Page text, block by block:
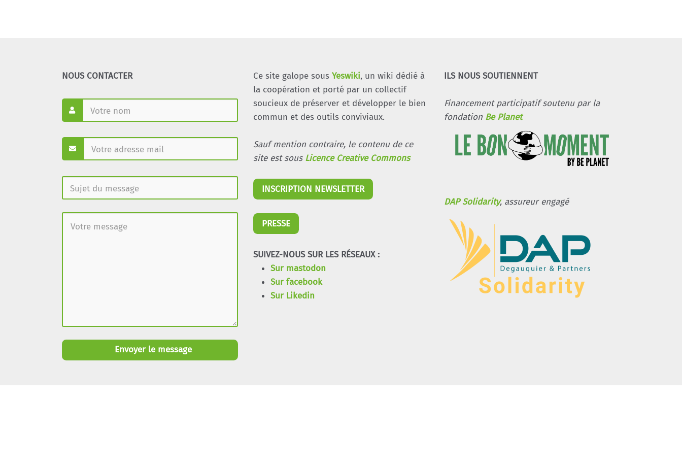
NOUS CONTACTER
Envoyer le message
Ce site galope sous Yeswiki, un wiki dédié à
la coopération et porté par un collectif
soucieux de préserver et développer le bien
commun et des outils conviviaux.
Sauf mention contraire, le contenu de ce
site est sous Licence Creative Commons
INSCRIPTION NEWSLETTER
PRESSE
SUIVEZ-NOUS SUR LES RÉSEAUX :
Sur mastodon
Sur facebook
Sur Likedin
ILS NOUS SOUTIENNENT
Financement participatif soutenu par la
fondation Be Planet
DAP Solidarity, assureur engagé